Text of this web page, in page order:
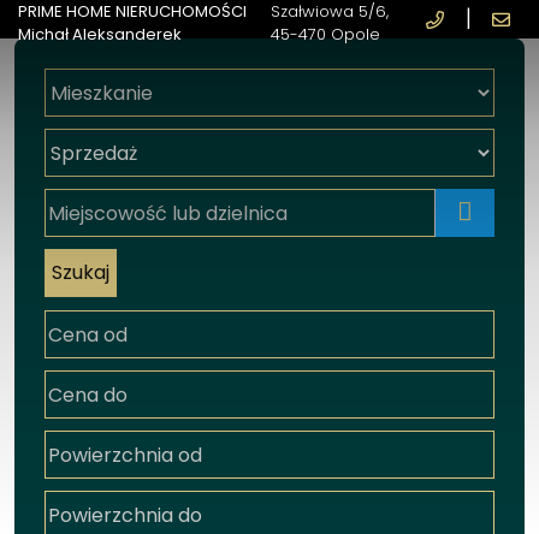
PRIME HOME NIERUCHOMOŚCI
Michał Aleksanderek
Szałwiowa 5/6
45-470 Opole
|